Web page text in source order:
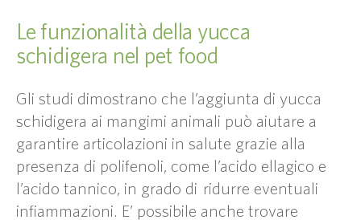
Le funzionalità della yucca
schidigera nel pet food
Gli studi dimostrano che l’aggiunta di yucca
schidigera ai mangimi animali può aiutare a
garantire articolazioni in salute grazie alla
presenza di polifenoli, come l’acido ellagico e
l’acido tannico, in grado di ridurre eventuali
infiammazioni. E’ possibile anche trovare